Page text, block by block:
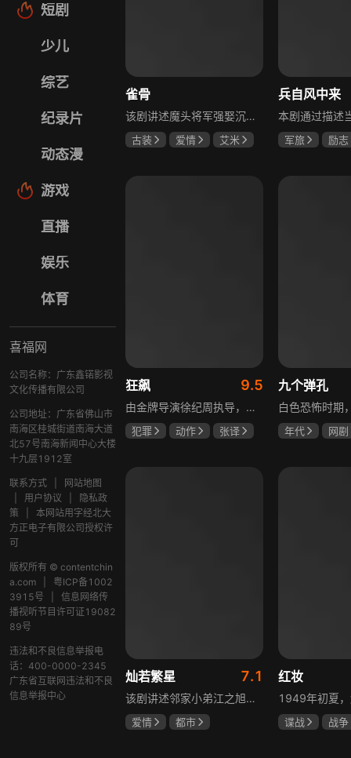
短剧
少儿
综艺
纪录片
动态漫
游戏
直播
娱乐
体育
喜福网
公司名称：广东鑫锘影视
文化传播有限公司
公司地址：广东省佛山市
南海区桂城街道南海大道
北57号南海新闻中心大楼
十九层1912室
联系方式
网站地图
用户协议
隐私政
策
本网站用字经北大
方正电子有限公司授权许
可
版权所有 © contentchin
a.com
粤ICP备1002
3915号
信息网络传
播视听节目许可证19082
89号
违法和不良信息举报电
话：400-0000-2345
广东省互联网违法和不良
信息举报中心
雀骨
该剧讲述魔头将军强娶沉迷机关术的财迷假千金，两人从契约夫妻起步，在生死局中互扒马甲，爱意与杀意交织共生。过程中他们揭露朝堂阴谋，破解生死乱局，最终共同守护家国太平，融合了权谋、爱情、冒险等多重元素，情节跌宕起伏。
古装 爱情
艾米
兵自风中来
军旅
励志
狂飙 9.5
由金牌导演徐纪周执导，张译、张颂文、李一桐、张志坚、吴刚领衔主演，倪大红、韩童生、李建义特邀主演的中央政法委重点项目。一部扫黑除恶坚决斗争的回忆录，横跨20年的群像叙事全景式展现时代变迁下的黑白较量与复杂人性。
犯罪 动作
张译
九个弹孔
年代
网剧
灿若繁星 7.1
该剧讲述邻家小弟江之旭留学归来，竟成了夏千星的顶头上司。从小管着江之旭、事事压他一头的夏千星无法接受，两人互不服气，在公司内外明争暗斗。江之旭借职位刁难夏千星，夏千星则用姐姐身份压制他，然而夏千星不知道，江之旭拼尽全力坐上这个位子，就是为了陪在她身边保护她。
爱情
都市
红妆
谍战
战争